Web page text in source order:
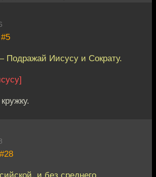
#5
Подражай Иисусу и Сократу.
#28
и без среднего